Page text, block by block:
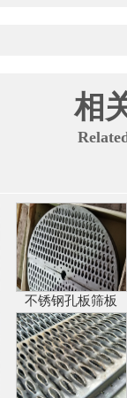
相
不锈钢孔板筛板